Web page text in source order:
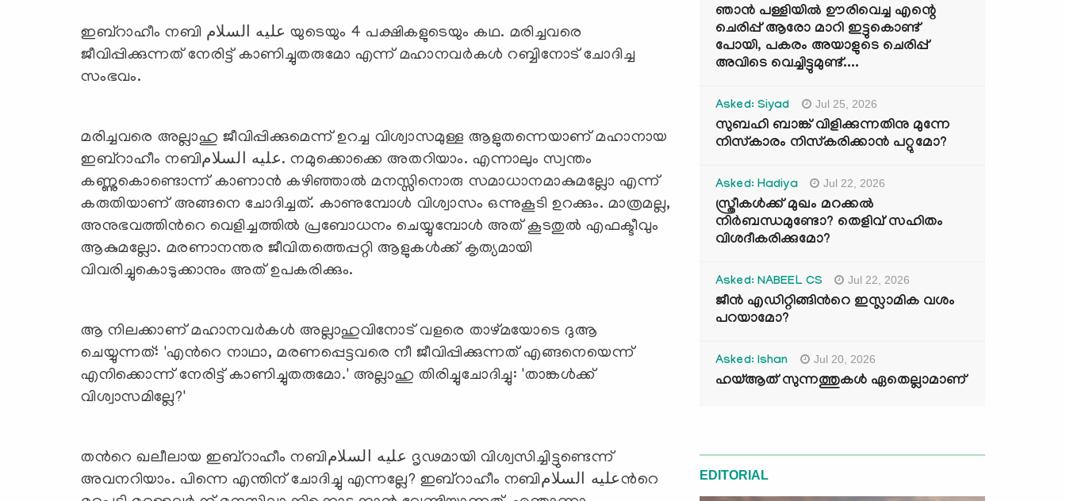
ഇബ്റാഹീം നബി عليه السلام യുടെയും 4 പക്ഷികളുടെയും കഥ. മരിച്ചവരെ
ജീവിപ്പിക്കുന്നത് നേരിട്ട് കാണിച്ചുതരുമോ എന്ന് മഹാനവര്‍കള്‍ റബ്ബിനോട് ചോദിച്ച
സംഭവം.
മരിച്ചവരെ അല്ലാഹു ജീവിപ്പിക്കുമെന്ന് ഉറച്ച വിശ്വാസമുള്ള ആളുതന്നെയാണ് മഹാനായ
ഇബ്‌റാഹീം നബിعليه السلام. നമുക്കൊക്കെ അതറിയാം. എന്നാലും സ്വന്തം
കണ്ണുകൊണ്ടൊന്ന് കാണാന്‍ കഴിഞ്ഞാല്‍ മനസ്സിനൊരു സമാധാനമാകുമല്ലോ എന്ന്
കരുതിയാണ് അങ്ങനെ ചോദിച്ചത്. കാണുമ്പോള്‍ വിശ്വാസം ഒന്നുകൂടി ഉറക്കും. മാത്രമല്ല,
അനുഭവത്തിന്‍റെ വെളിച്ചത്തില്‍ പ്രബോധനം ചെയ്യുമ്പോള്‍ അത് കൂടതുല്‍ എഫക്ടീവും
ആകുമല്ലോ. മരണാനന്തര ജീവിതത്തെപ്പറ്റി ആളുകള്‍ക്ക് കൃത്യമായി
വിവരിച്ചുകൊടുക്കാനും അത് ഉപകരിക്കും.
ആ നിലക്കാണ് മഹാനവര്‍കള്‍ അല്ലാഹുവിനോട് വളരെ താഴ്മയോടെ ദുആ
ചെയ്യുന്നത്: 'എന്‍റെ നാഥാ, മരണപ്പെട്ടവരെ നീ ജീവിപ്പിക്കുന്നത് എങ്ങനെയെന്ന്
എനിക്കൊന്ന് നേരിട്ട് കാണിച്ചുതരുമോ.' അല്ലാഹു തിരിച്ചുചോദിച്ചു: 'താങ്കള്‍ക്ക്
വിശ്വാസമില്ലേ?'
തന്‍റെ ഖലീലായ ഇബ്‌റാഹീം നബിعليه السلام ദൃഢമായി വിശ്വസിച്ചിട്ടുണ്ടെന്ന്
അവനറിയാം. പിന്നെ എന്തിന് ചോദിച്ചു എന്നല്ലേ? ഇബ്‌റാഹീം നബിعليه السلامന്‍റെ
ഞാൻ പള്ളിയിൽ ഊരിവെച്ച എന്റെ
ചെരിപ്പ് ആരോ മാറി ഇട്ടുകൊണ്ട്
പോയി, പകരം അയാളുടെ ചെരിപ്പ്
അവിടെ വെച്ചിട്ടുമുണ്ട്....
Asked: Siyad Jul 25, 2026
സുബഹി ബാങ്ക് വിളിക്കുന്നതിനു മുന്നേ
നിസ്കാരം നിസ്കരിക്കാൻ പറ്റുമോ?
Asked: Hadiya Jul 22, 2026
സ്ത്രീകൾക്ക് മുഖം മറക്കൽ
നിർബന്ധമുണ്ടോ? തെളിവ് സഹിതം
വിശദീകരിക്കുമോ?
Asked: NABEEL CS Jul 22, 2026
ജീൻ എഡിറ്റിങ്ങിന്‍റെ ഇസ്ലാമിക വശം
പറയാമോ?
Asked: Ishan Jul 20, 2026
ഹയ്ആത് സുന്നത്തുകൾ ഏതെല്ലാമാണ്
EDITORIAL